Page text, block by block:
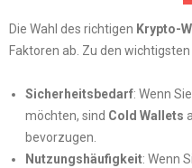
Die Wahl des richtigen Krypto-
Faktoren ab. Zu den
Sicherheitsbedarf: Wenn
möchten, sind Cold Wallets
bevorzugen.
Nutzungshäufigkeit: Wenn